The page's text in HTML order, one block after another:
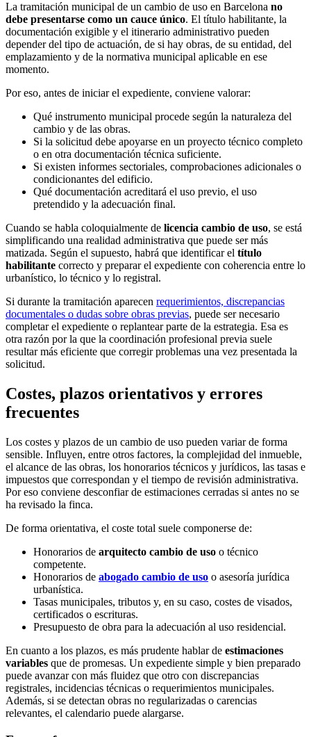
La tramitación municipal de un cambio de uso en Barcelona no
debe presentarse como un cauce único. El título habilitante, la
documentación exigible y el itinerario administrativo pueden
depender del tipo de actuación, de si hay obras, de su entidad, del
emplazamiento y de la normativa municipal aplicable en ese
momento.
Por eso, antes de iniciar el expediente, conviene valorar:
Qué instrumento municipal procede según la naturaleza del
cambio y de las obras.
Si la solicitud debe apoyarse en un proyecto técnico completo
o en otra documentación técnica suficiente.
Si existen informes sectoriales, comprobaciones adicionales o
condicionantes del edificio.
Qué documentación acreditará el uso previo, el uso
pretendido y la adecuación final.
Cuando se habla coloquialmente de licencia cambio de uso, se está
simplificando una realidad administrativa que puede ser más
matizada. Según el supuesto, habrá que identificar el título
habilitante correcto y preparar el expediente con coherencia entre lo
urbanístico, lo técnico y lo registral.
Si durante la tramitación aparecen requerimientos, discrepancias
documentales o dudas sobre obras previas, puede ser necesario
completar el expediente o replantear parte de la estrategia. Esa es
otra razón por la que la coordinación profesional previa suele
resultar más eficiente que corregir problemas una vez presentada la
solicitud.
Costes, plazos orientativos y errores
frecuentes
Los costes y plazos de un cambio de uso pueden variar de forma
sensible. Influyen, entre otros factores, la complejidad del inmueble,
el alcance de las obras, los honorarios técnicos y jurídicos, las tasas e
impuestos que correspondan y el tiempo de revisión administrativa.
Por eso conviene desconfiar de estimaciones cerradas si antes no se
ha revisado la finca.
De forma orientativa, el coste total suele componerse de:
Honorarios de arquitecto cambio de uso o técnico
competente.
Honorarios de abogado cambio de uso o asesoría jurídica
urbanística.
Tasas municipales, tributos y, en su caso, costes de visados,
certificados o escrituras.
Presupuesto de obra para la adecuación al uso residencial.
En cuanto a los plazos, es más prudente hablar de estimaciones
variables que de promesas. Un expediente simple y bien preparado
puede avanzar con más fluidez que otro con discrepancias
registrales, incidencias técnicas o requerimientos municipales.
Además, si se detectan obras no regularizadas o carencias
relevantes, el calendario puede alargarse.